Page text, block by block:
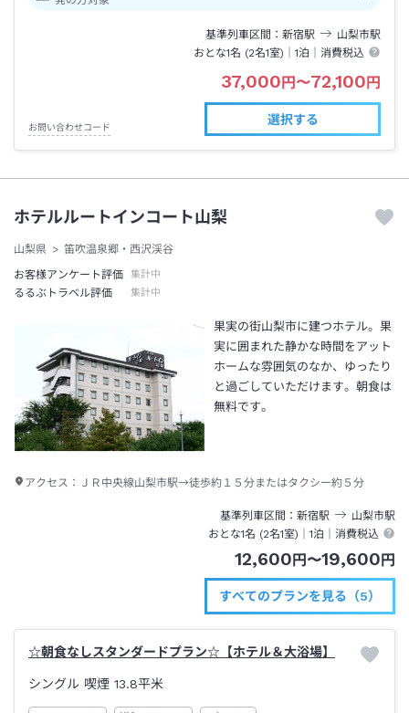
基準列車区間 新宿駅 山梨市駅
おとな1名 (2名1室)｜1泊 ｜消費税込
37,000 円 〜72,100 円
お問い合わせコード
選択する
ホテルルートインコート山梨
山梨県
笛吹温泉郷・西沢渓谷
お客様アンケート評価
集計中
るるぶトラベル評価 集計中
果実の街山梨市に建つホテル。果
実に囲まれた静かな時間をアット
ホームな雰囲気のなか、ゆったり
と過ごしていただけます。朝食は
無料です。
アクセス： ＪＲ中央線山梨市駅→徒歩約１５分またはタクシー約５分
基準列車区間 新宿駅 山梨市駅
おとな1名 (2名1室)｜1泊 ｜消費税込
12,600 円 〜19,600 円
すべてのプランを見る（5）
☆朝食なしスタンダードプラン☆【ホテル＆大浴場】
シングル 喫煙 13.8平米